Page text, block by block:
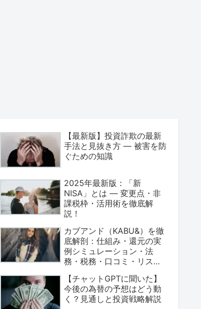
【最新版】投資詐欺の最新
手法と見抜き方 ― 被害を防
ぐための知識
2025年最新版：「新
NISA」とは — 変更点・非
課税枠・活用術を徹底解
説！
カブアンド（KABU&）を徹
底解剖：仕組み・還元の実
例シミュレーション・法
務・税務・口コミ・リスク
【チャットGPTに聞いた】
今後の為替の予想はどう動
く？見通しと投資戦略解説